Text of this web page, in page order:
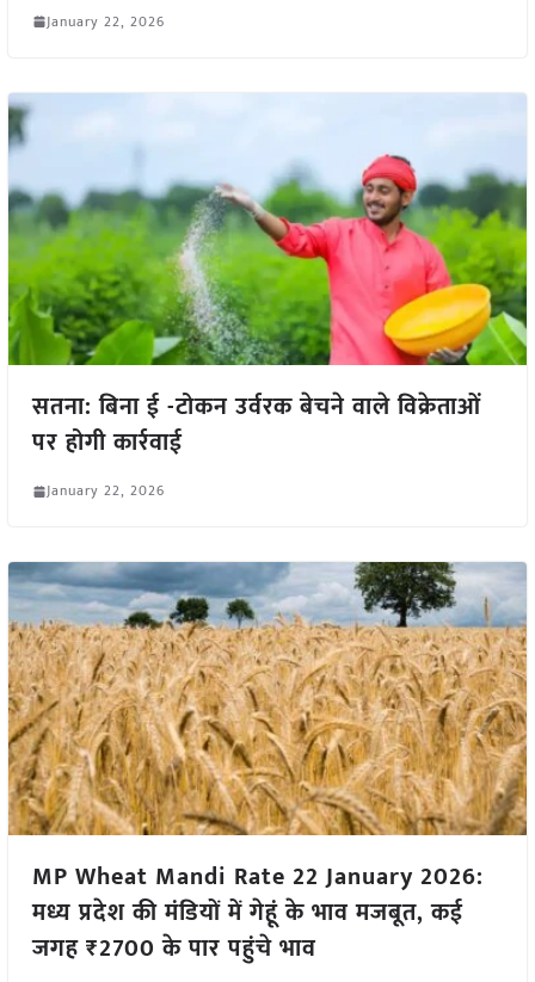
January 22, 2026
सतना: बिना ई -टोकन उर्वरक बेचने वाले विक्रेताओं
पर होगी कार्रवाई
January 22, 2026
MP Wheat Mandi Rate 22 January 2026:
मध्य प्रदेश की मंडियों में गेहूं के भाव मजबूत, कई
जगह ₹2700 के पार पहुंचे भाव